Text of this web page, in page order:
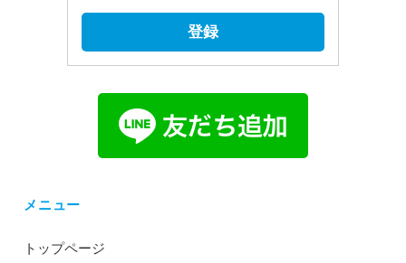
登録
メニュー
トップページ